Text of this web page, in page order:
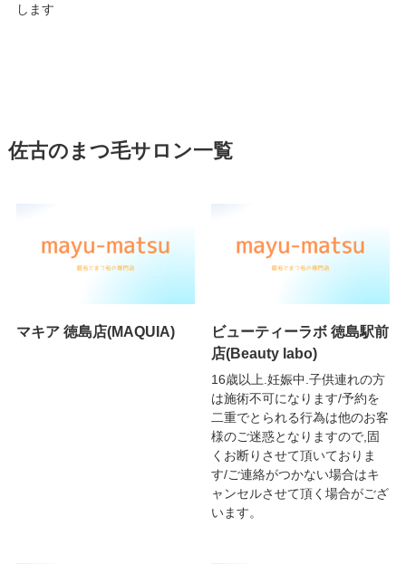
します
佐古のまつ毛サロン一覧
マキア 徳島店(MAQUIA)
ビューティーラボ 徳島駅前
店(Beauty labo)
16歳以上.妊娠中.子供連れの方
は施術不可になります/予約を
二重でとられる行為は他のお客
様のご迷惑となりますので,固
くお断りさせて頂いておりま
す/ご連絡がつかない場合はキ
ャンセルさせて頂く場合がござ
います。